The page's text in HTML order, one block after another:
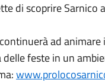
di scoprire
ad
feste in un